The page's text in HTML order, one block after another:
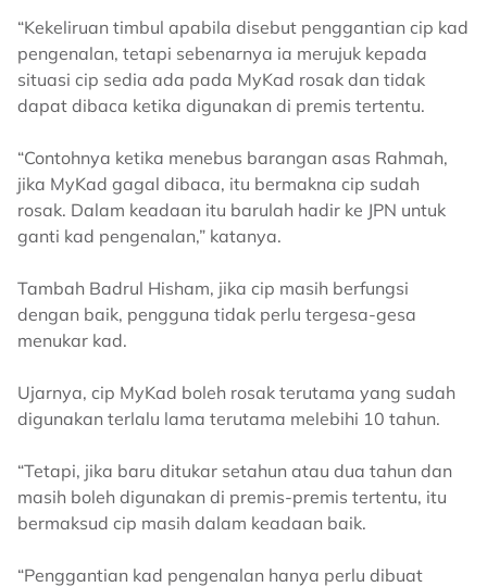
“Kekeliruan timbul apabila disebut penggantian cip kad
pengenalan, tetapi sebenarnya ia merujuk kepada
situasi cip sedia ada pada MyKad rosak dan tidak
dapat dibaca ketika digunakan di premis tertentu.
“Contohnya ketika menebus barangan asas Rahmah,
jika MyKad gagal dibaca, itu bermakna cip sudah
rosak. Dalam keadaan itu barulah hadir ke JPN untuk
ganti kad pengenalan,” katanya.
Tambah Badrul Hisham, jika cip masih berfungsi
dengan baik, pengguna tidak perlu tergesa-gesa
menukar kad.
Ujarnya, cip MyKad boleh rosak terutama yang sudah
digunakan terlalu lama terutama melebihi 10 tahun.
“Tetapi, jika baru ditukar setahun atau dua tahun dan
masih boleh digunakan di premis-premis tertentu, itu
bermaksud cip masih dalam keadaan baik.
“Penggantian kad pengenalan hanya perlu dibuat